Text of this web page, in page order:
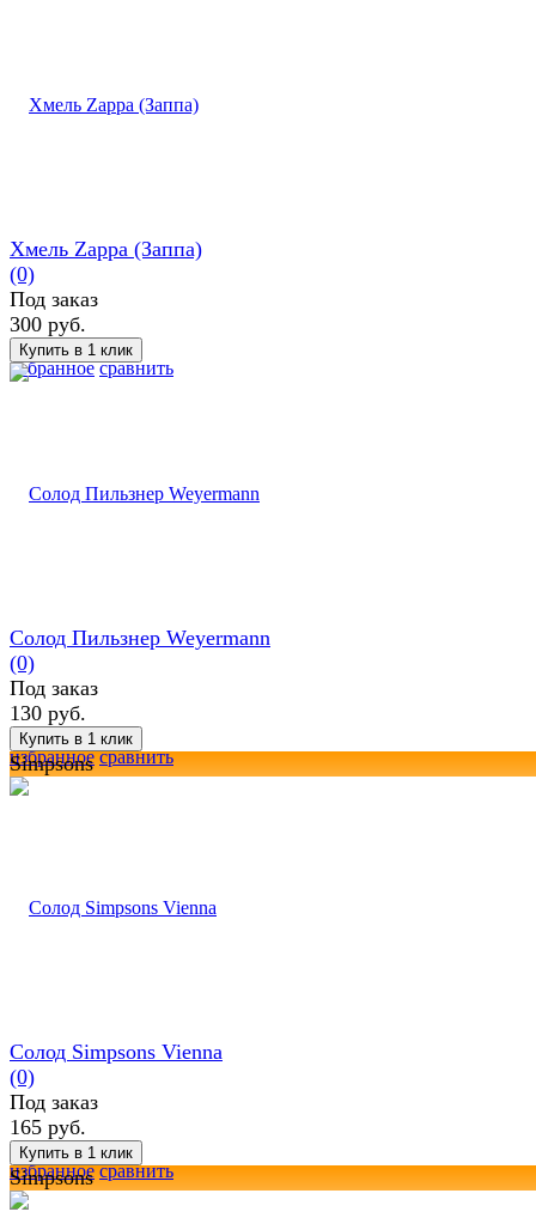
избранное сравнить
Хмель Zappa (Заппа)
(0)
Под заказ
300 руб.
избранное сравнить
Солод Пильзнер Weyermann
(0)
Под заказ
130 руб.
Simpsons
избранное сравнить
Солод Simpsons Vienna
(0)
Под заказ
165 руб.
Simpsons